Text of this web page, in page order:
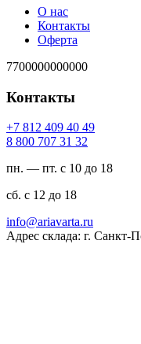
О нас
Контакты
Оферта
7700000000000
Контакты
94 04 904 218 7+
23 13 707 008 8
пн. — пт. с 10 до 18
сб. с 12 до 18
ur.atravaira@ofni
Адрес склада: г. Санкт-